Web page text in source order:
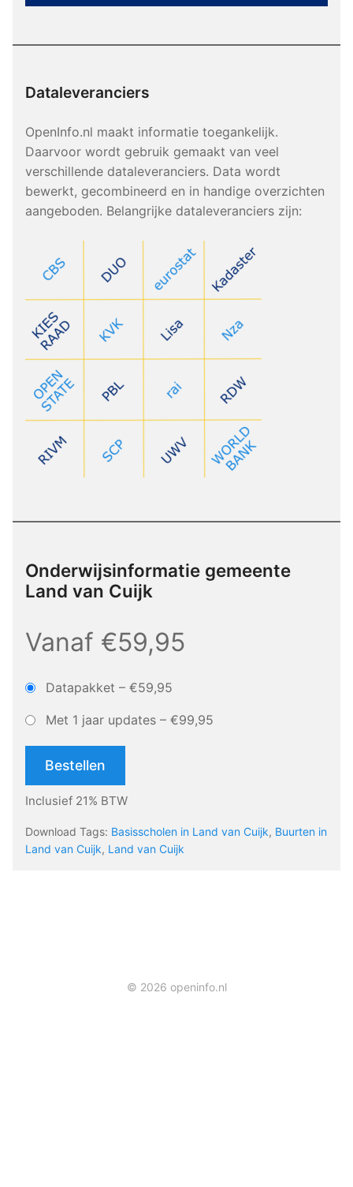
Dataleveranciers
OpenInfo.nl maakt informatie toegankelijk.
Daarvoor wordt gebruik gemaakt van veel
verschillende dataleveranciers. Data wordt
bewerkt, gecombineerd en in handige overzichten
aangeboden. Belangrijke dataleveranciers zijn:
Onderwijsinformatie gemeente
Land van Cuijk
Vanaf €59,95
Datapakket – €59,95
Met 1 jaar updates – €99,95
Bestellen
Inclusief 21% BTW
Download Tags: Basisscholen in Land van Cuijk, Buurten in
Land van Cuijk, Land van Cuijk
© 2026 openinfo.nl